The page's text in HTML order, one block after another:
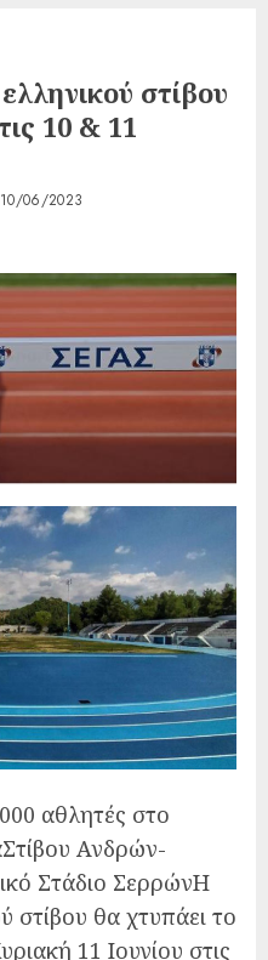
στίβου
10 & 11
10/06/2023
αθλητές στο
Ανδρών-
Στάδιο ΣερρώνΗ
στίβου θα χτυπάει το
11 Ιουνίου στις